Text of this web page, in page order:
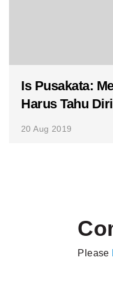
Is Pusakata:
Harus Tahu Diri
20 Aug 2019
Please